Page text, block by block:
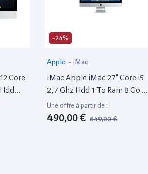
Core
-24%
Apple - iMac
iMac Apple iMac 27" Core i5
2,7 Ghz Hdd 1 To Ram 8 Go Mi
2011
Une offre à partir de :
490,00 € 649,00 €